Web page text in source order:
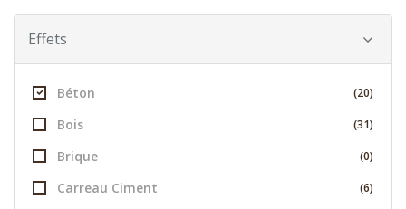
Effets
Béton (20)
Bois (31)
Brique (0)
Carreau Ciment (6)